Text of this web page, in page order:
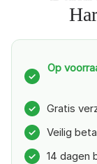
✓
Op
✓ Gratis
✓ Veilig
✓ 14 dagen